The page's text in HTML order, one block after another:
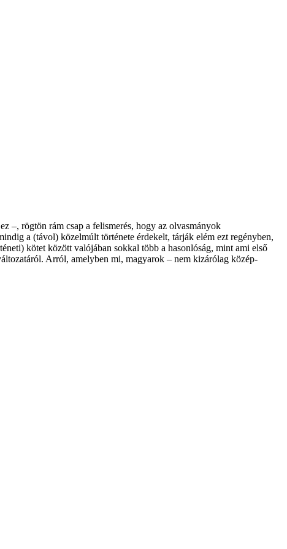
–, rögtön rám csap a felismerés, hogy az olvasmányok
a (távol) közelmúlt története érdekelt, tárják elém ezt regényben,
kötet között valójában sokkal több a hasonlóság, mint ami első
Arról, amelyben mi, magyarok – nem kizárólag közép-